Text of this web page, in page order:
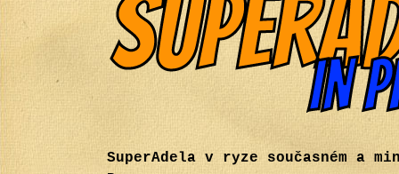
SuperAdela v ryze současném a